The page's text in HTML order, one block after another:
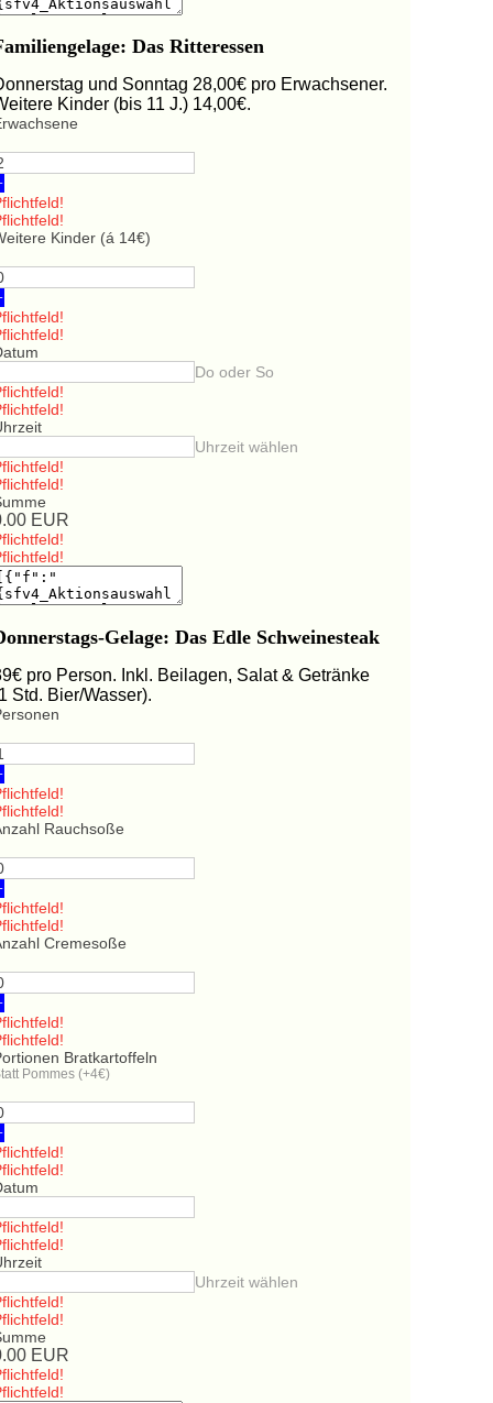
Das Ritteressen
und Sonntag 28,00€ pro Erwachsener.
Kinder (bis 11 J.) 14,00€.
Kinder (á 14€)
Do oder So
Uhrzeit wählen
EUR
Gelage: Das Edle Schweinesteak
pro Person. Inkl. Beilagen, Salat & Getränke
Std. Bier/Wasser).
Rauchsoße
Cremesoße
Bratkartoffeln
Pommes (+4€)
Uhrzeit wählen
EUR